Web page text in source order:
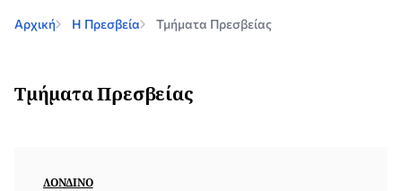
Αρχική Η Πρεσβεία Τμήματα Πρεσβείας
Τμήματα Πρεσβείας
ΛΟΝΔΊΝΟ